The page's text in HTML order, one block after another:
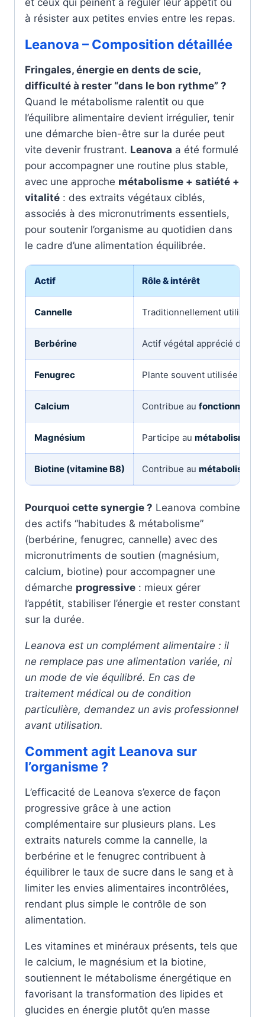
et ceux qui peinent à réguler leur appétit ou
à résister aux petites envies entre les repas.
Leanova – Composition détaillée
Fringales, énergie en dents de scie,
difficulté à rester “dans le bon rythme” ?
Quand le métabolisme ralentit ou que
l’équilibre alimentaire devient irrégulier, tenir
une démarche bien-être sur la durée peut
vite devenir frustrant. Leanova a été formulé
pour accompagner une routine plus stable,
avec une approche métabolisme + satiété +
vitalité : des extraits végétaux ciblés,
associés à des micronutriments essentiels,
pour soutenir l’organisme au quotidien dans
le cadre d’une alimentation équilibrée.
Actif Rôle & intérêt
Cannelle Traditionnellement utilisée
Berbérine Actif végétal apprécié dans
Fenugrec Plante souvent utilisée pour
Calcium Contribue au
Magnésium Participe au métabolisme
Biotine (vitamine B8) Contribue au métabolisme
Pourquoi cette synergie ? Leanova combine
des actifs “habitudes & métabolisme”
(berbérine, fenugrec, cannelle) avec des
micronutriments de soutien (magnésium,
calcium, biotine) pour accompagner une
démarche progressive : mieux gérer
l’appétit, stabiliser l’énergie et rester constant
sur la durée.
Leanova est un complément alimentaire : il
ne remplace pas une alimentation variée, ni
un mode de vie équilibré. En cas de
traitement médical ou de condition
particulière, demandez un avis professionnel
avant utilisation.
Comment agit Leanova sur
l’organisme ?
L’efficacité de Leanova s’exerce de façon
progressive grâce à une action
complémentaire sur plusieurs plans. Les
extraits naturels comme la cannelle, la
berbérine et le fenugrec contribuent à
équilibrer le taux de sucre dans le sang et à
limiter les envies alimentaires incontrôlées,
rendant plus simple le contrôle de son
alimentation.
Les vitamines et minéraux présents, tels que
le calcium, le magnésium et la biotine,
soutiennent le métabolisme énergétique en
favorisant la transformation des lipides et
glucides en énergie plutôt qu’en masse